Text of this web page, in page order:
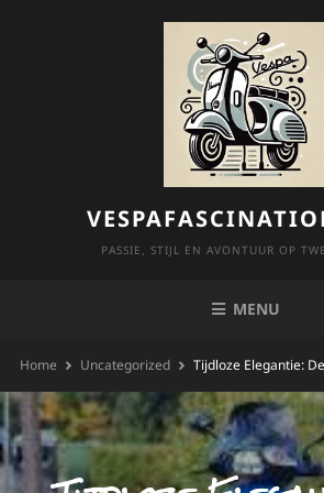
PASSIE, STIJL EN AVONTUUR OP
MENU
Home Uncategorized Tijdloze Elegantie: